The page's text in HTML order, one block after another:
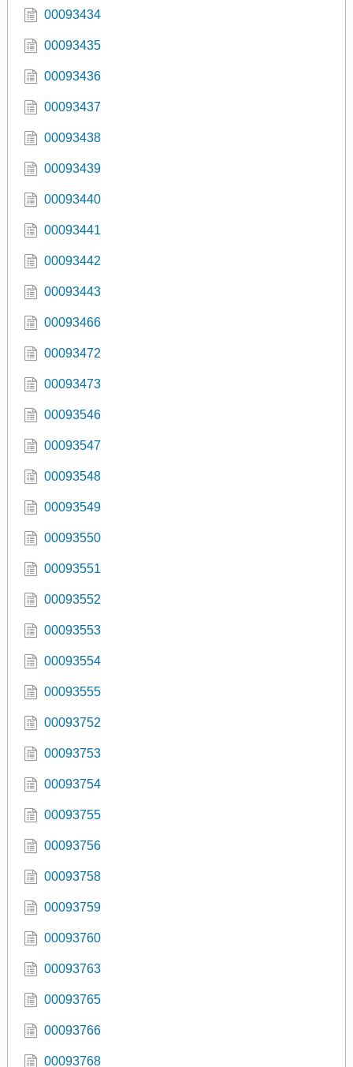
00093434
00093435
00093436
00093437
00093438
00093439
00093440
00093441
00093442
00093443
00093466
00093472
00093473
00093546
00093547
00093548
00093549
00093550
00093551
00093552
00093553
00093554
00093555
00093752
00093753
00093754
00093755
00093756
00093758
00093759
00093760
00093763
00093765
00093766
00093768